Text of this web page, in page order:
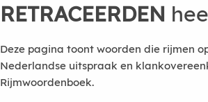
RETRACEERDEN
Deze pagina toont woorden die rijmen
Nederlandse uitspraak en
Rijmwoordenboek.